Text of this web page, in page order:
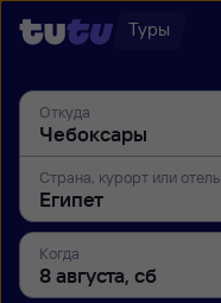
Туры
Откуда
Страна, курорт или отель
Когда